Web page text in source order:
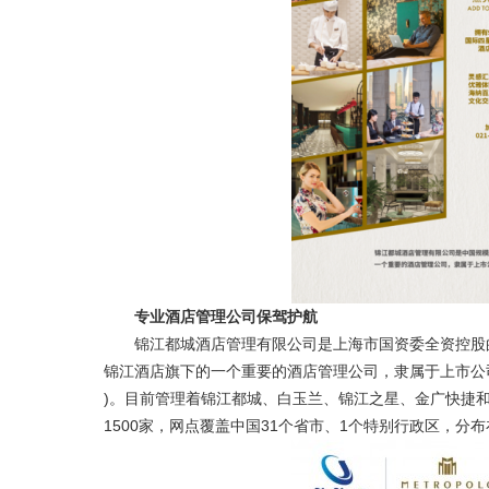
专业酒店管理公司保驾护航
锦江都城酒店管理有限公司是上海市国资委全资控股
锦江酒店旗下的一个重要的酒店管理公司，隶属于上市
)。目前管理着锦江都城、白玉兰、锦江之星、金广快捷
1500家，网点覆盖中国31个省市、1个特别行政区，分